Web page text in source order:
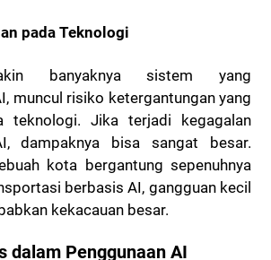
pada Teknologi
banyaknya sistem yang
muncul risiko ketergantungan yang
teknologi. Jika terjadi kegagalan
dampaknya bisa sangat besar.
kota bergantung sepenuhnya
berbasis AI, gangguan kecil
kekacauan besar.
dalam Penggunaan AI